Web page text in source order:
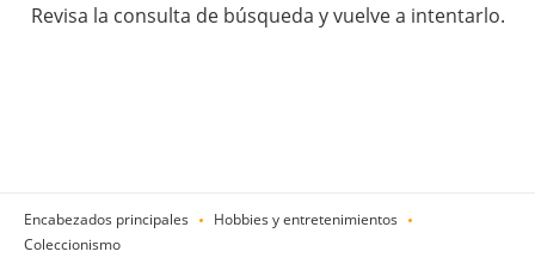
Revisa la consulta de búsqueda y vuelve a intentarlo.
Encabezados principales
Hobbies y entretenimientos
Coleccionismo